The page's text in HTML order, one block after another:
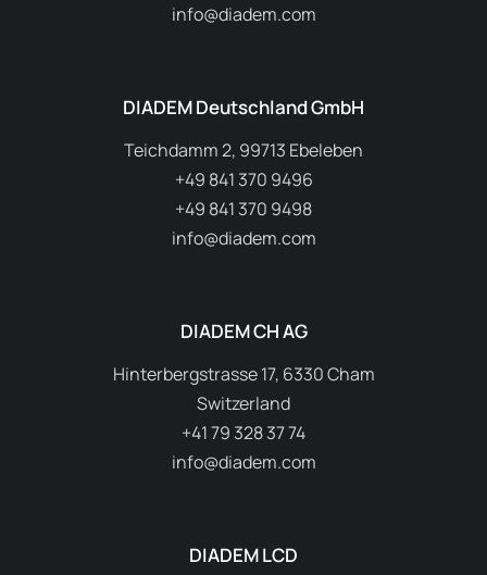
info@diadem.com
DIADEM Deutschland GmbH
Teichdamm 2, 99713 Ebeleben
+49 841 370 9496
+49 841 370 9498
info@diadem.com
DIADEM CH AG
Hinterbergstrasse 17, 6330 Cham
Switzerland
+41 79 328 37 74
info@diadem.com
DIADEM LCD